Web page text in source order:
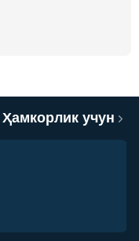
Ҳамкорлик учун